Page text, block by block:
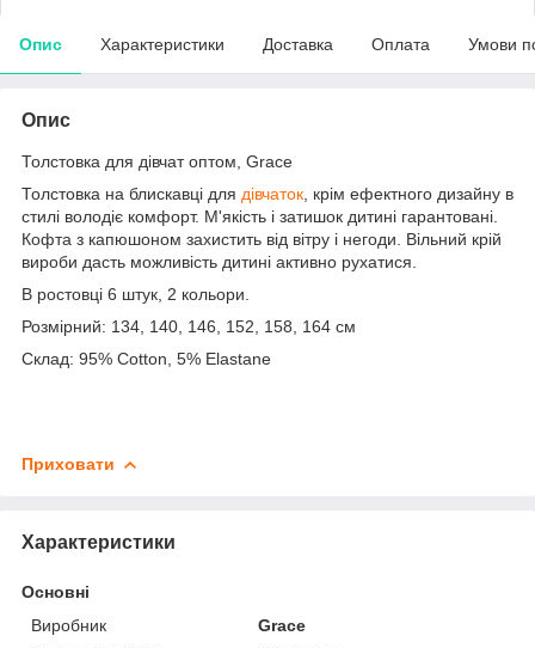
Опис Характеристики Доставка Оплата Умови
Опис
Толстовка для дівчат оптом, Grace
Толстовка на блискавці для дівчаток , крім ефектного дизайну в
стилі володіє комфорт. М'якість і затишок дитині гарантовані.
Кофта з капюшоном захистить від вітру і негоди. Вільний крій
вироби дасть можливість дитині активно рухатися.
В ростовці 6 штук, 2 кольори.
Розмірний: 134, 140, 146, 152, 158, 164 см
Склад: 95% Cotton, 5% Elastane
Приховати
Характеристики
Основні
Виробник
Grace